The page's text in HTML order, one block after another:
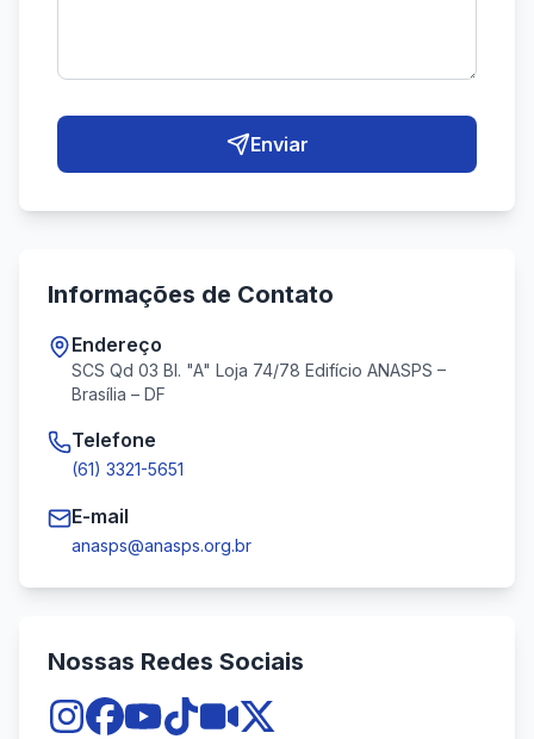
Enviar
Informações de Contato
Endereço
SCS Qd 03 Bl. "A" Loja 74/78 Edifício ANASPS –
Brasília – DF
Telefone
(61) 3321-5651
E-mail
anasps@anasps.org.br
Nossas Redes Sociais